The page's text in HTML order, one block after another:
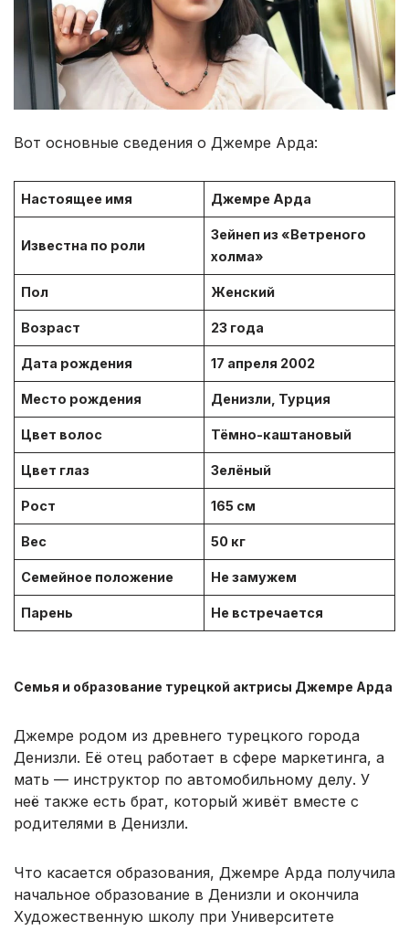
Вот основные сведения о Джемре Арда:
Настоящее имя Джемре Арда
Известна по роли
Зейнеп из «Ветреного
холма»
Пол Женский
Возраст 23 года
Дата рождения 17 апреля 2002
Место рождения Денизли, Турция
Цвет волос Тёмно-каштановый
Цвет глаз Зелёный
Рост 165 см
Вес 50 кг
Семейное положение Не замужем
Парень Не встречается
Семья и образование турецкой актрисы Джемре Арда
Джемре родом из древнего турецкого города
Денизли. Её отец работает в сфере маркетинга, а
мать — инструктор по автомобильному делу. У
неё также есть брат, который живёт вместе с
родителями в Денизли.
Что касается образования, Джемре Арда получила
начальное образование в Денизли и окончила
Художественную школу при Университете